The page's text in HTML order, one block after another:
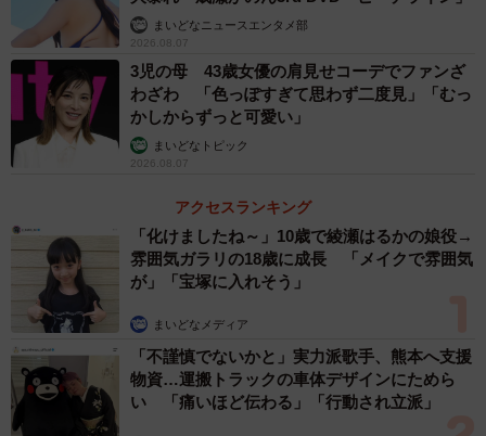
まいどなニュースエンタメ部
2026.08.07
3児の母 43歳女優の肩見せコーデでファンざ
わざわ 「色っぽすぎて思わず二度見」「むっ
かしからずっと可愛い」
まいどなトピック
2026.08.07
アクセスランキング
「化けましたね～」10歳で綾瀬はるかの娘役→
雰囲気ガラリの18歳に成長 「メイクで雰囲気
が」「宝塚に入れそう」
まいどなメディア
「不謹慎でないかと」実力派歌手、熊本へ支援
物資…運搬トラックの車体デザインにためら
い 「痛いほど伝わる」「行動され立派」